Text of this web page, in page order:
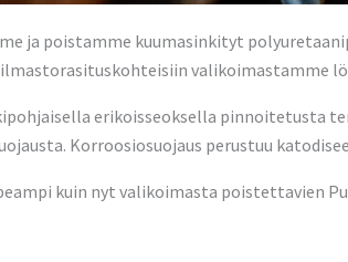
ja poistamme kuumasinkityt
ilmastorasituskohteisiin
erikoisseoksella pinnoitetusta
Korroosiosuojaus perustuu
kuin nyt valikoimasta poistettavien